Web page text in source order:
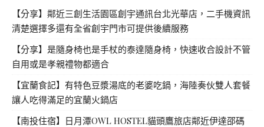
【分享】鄰近三創生活園區創宇通訊台北光華店，二手機資訊
清楚選擇多還有全省創宇門市可提供後續服務
【分享】是隨身椅也是手杖的泰達隨身椅，快速收合設計不管
自用或是孝親禮物都適合
【宜蘭食記】有特色豆漿湯底的老婆吃鍋，海陸奏伙雙人套餐
讓人吃得滿足的宜蘭火鍋店
【南投住宿】日月潭OWL HOSTEL貓頭鷹旅店鄰近伊達邵碼